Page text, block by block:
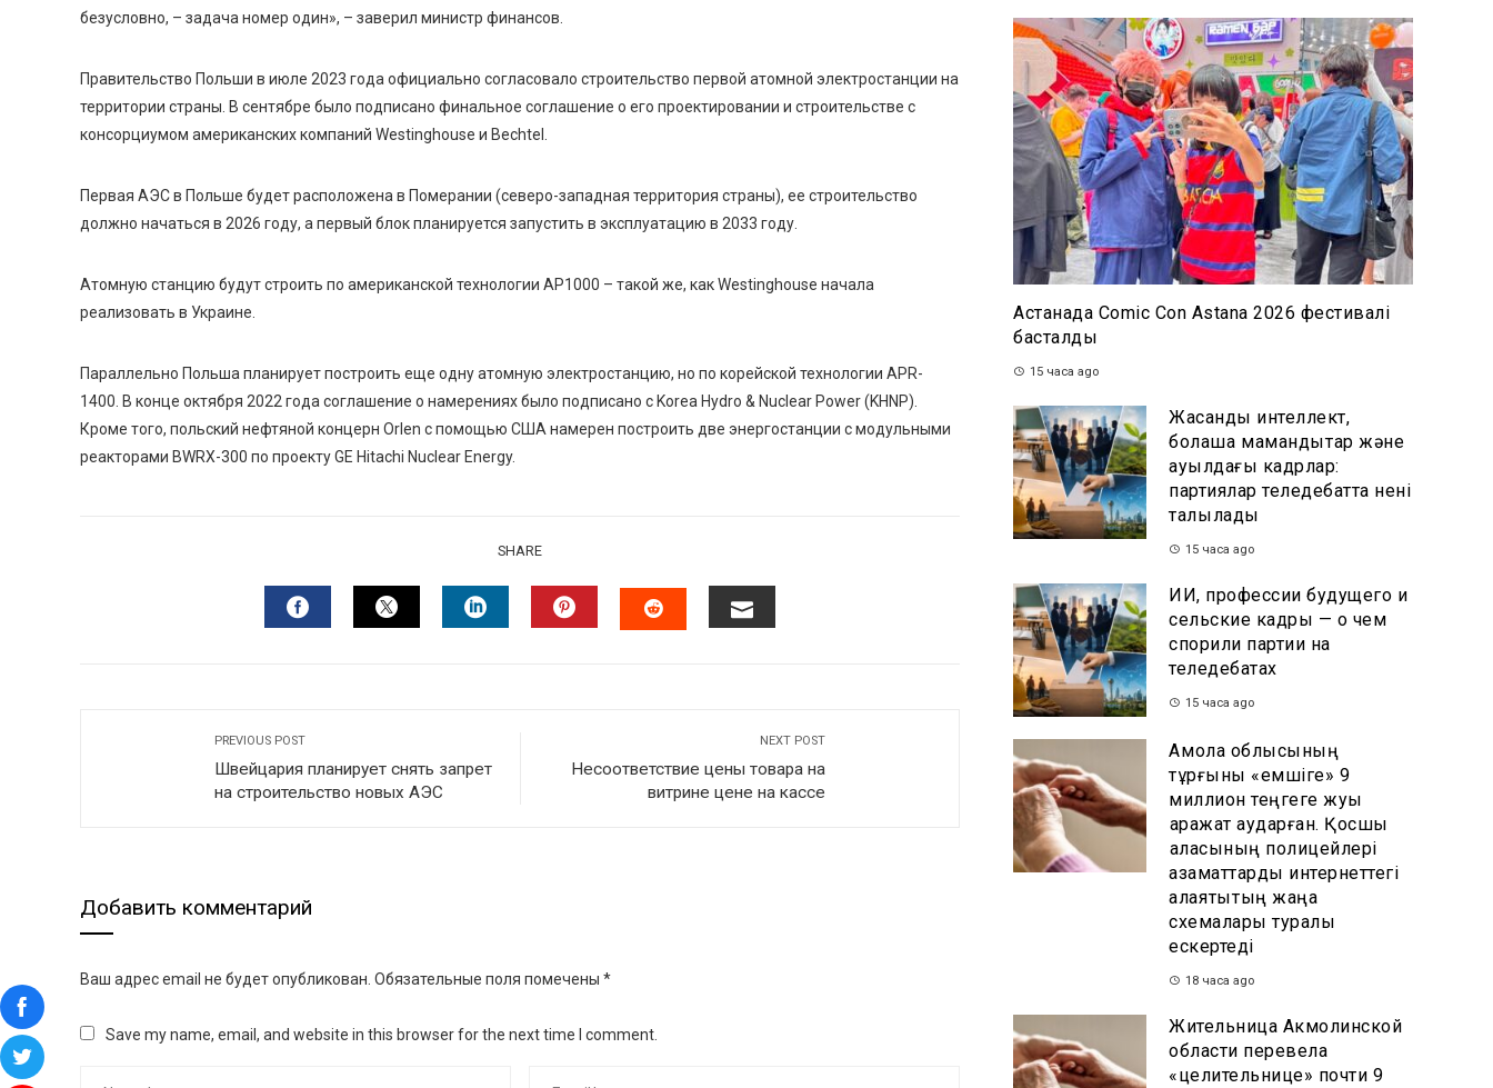
безусловно, – задача номер один», – заверил министр финансов.
Правительство Польши в июле 2023 года официально согласовало строительство первой атомной электростанции на
территории страны. В сентябре было подписано финальное соглашение о его проектировании и строительстве с
консорциумом американских компаний Westinghouse и Bechtel.
Первая АЭС в Польше будет расположена в Померании (северо-западная территория страны), ее строительство
должно начаться в 2026 году, а первый блок планируется запустить в эксплуатацию в 2033 году.
Атомную станцию будут строить по американской технологии AP1000 – такой же, как Westinghouse начала
реализовать в Украине.
Параллельно Польша планирует построить еще одну атомную электростанцию, но по корейской технологии APR-
1400. В конце октября 2022 года соглашение о намерениях было подписано с Korea Hydro & Nuclear Power (KHNP).
Кроме того, польский нефтяной концерн Orlen с помощью США намерен построить две энергостанции с модульными
реакторами BWRX-300 по проекту GE Hitachi Nuclear Energy.
SHARE
PREVIOUS POST
Швейцария планирует снять запрет
на строительство новых АЭС
NEXT POST
Несоответствие цены товара на
витрине цене на кассе
Добавить комментарий
Ваш адрес email не будет опубликован. Обязательные поля помечены *
Save my name, email, and website in this browser for the next time I comment.
Астанада Comic Con Astana 2026 фестивалі
басталды
15 часа ago
Жасанды интеллект,
болашақ мамандықтар және
ауылдағы кадрлар:
партиялар теледебатта нені
талқылады
15 часа ago
ИИ, профессии будущего и
сельские кадры — о чем
спорили партии на
теледебатах
15 часа ago
Ақмола облысының
тұрғыны «емшіге» 9
миллион теңгеге жуық
қаражат аударған. Қосшы
қаласының полицейлері
азаматтарды интернеттегі
алаяқтықтың жаңа
схемалары туралы
ескертеді
18 часа ago
Жительница Акмолинской
области перевела
«целительнице» почти 9